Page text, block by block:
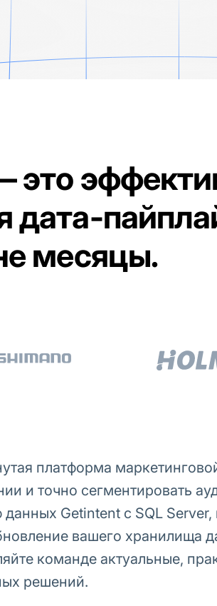
дата-
месяцы.
платформа
и точно сегментировать
Getintent с SQL Server,
вашего хранилища
команде актуальные,
решений.